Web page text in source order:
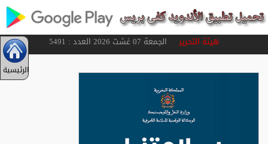
هيئة التحريرالجمعة 07 غشت 2026 العدد : 5491
الرئيسية